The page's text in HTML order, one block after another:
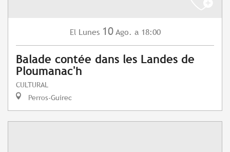
El Lunes 10 Ago. a 18:00
Balade contée dans les Landes de
Ploumanac'h
CULTURAL
Perros-Guirec